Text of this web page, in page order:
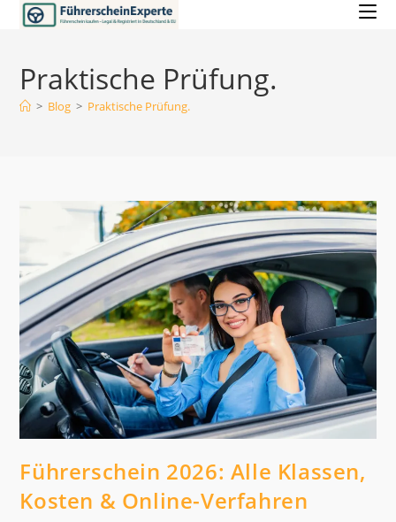
Zum
Inhalt
Praktische Prüfung.
> Blog > Praktische Prüfung.
Führerschein 2026: Alle Klassen,
Kosten & Online-Verfahren